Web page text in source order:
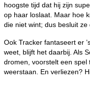
hoogste tijd dat hij zijn
op haar loslaat. Maar hoe
die niet wint; dus besluit ze
Ook Tracker fantaseert er
weet, blijft het daarbij. Als
dromen, voorstelt een spel
weerstaan. En verliezen?